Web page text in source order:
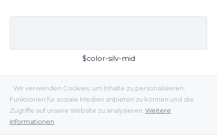
Wir verwenden Cookies, um Inhalte zu personalisieren,
Funktionen für soziale Medien anbieten zu können und die
Zugriffe auf unsere Website zu analysieren. Weitere
Informationen
$color-silv-mid